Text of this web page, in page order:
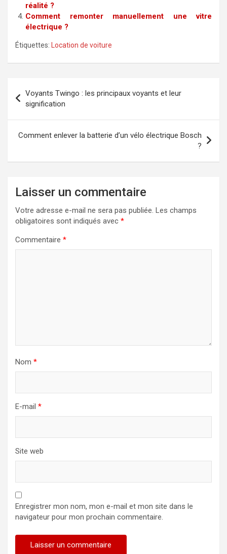
réalité ?
Comment remonter manuellement une vitre
électrique ?
Étiquettes: Location de voiture
de
l’article
Voyants Twingo : les principaux voyants et leur
signification
Comment enlever la batterie d’un vélo électrique Bosch
?
Laisser un commentaire
Votre adresse e-mail ne sera pas publiée. Les champs
obligatoires sont indiqués avec *
Commentaire *
Nom *
E-mail *
Site web
Enregistrer mon nom, mon e-mail et mon site dans le
navigateur pour mon prochain commentaire.